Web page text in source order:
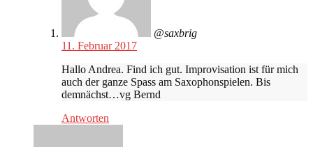
@saxbrig
11. Februar 2017
Hallo Andrea. Find ich gut. Improvisation ist für mich
auch der ganze Spass am Saxophonspielen. Bis
demnächst…vg Bernd
Antworten